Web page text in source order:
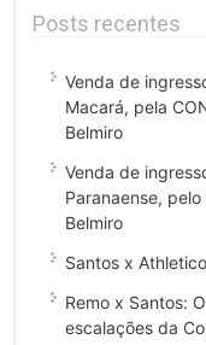
Posts recentes
Venda de
Macará, pela
Belmiro
Venda de
Paranaense,
Belmiro
Santos x Athletico
Remo x Santos:
escalações da